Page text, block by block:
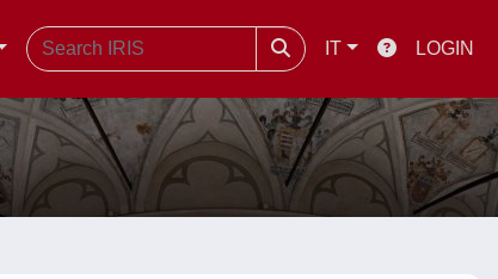
IT LOGIN